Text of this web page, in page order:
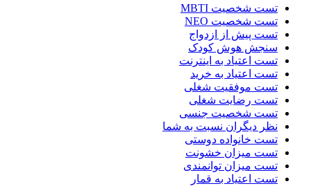
تست شخصیت MBTI
تست شخصیت NEO
تست پیش از ازدواج
سنجش هوش کودک
تست اعتیاد به اینترنت
تست اعتیاد به خرید
تست موفقیت شغلی
تست رضایت شغلی
تست شخصیت جنسی
نظر دیگران نسبت به شما
تست خانواده دوستی
تست میزان خشونت
تست میزان توانمندی
تست اعتیاد به قمار